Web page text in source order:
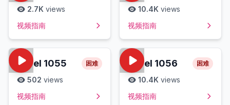
2.7K views
视频指南
10.4K views
视频指南
Level 1055 困难
502 views
视频指南
Level 1056 困难
10.4K views
视频指南